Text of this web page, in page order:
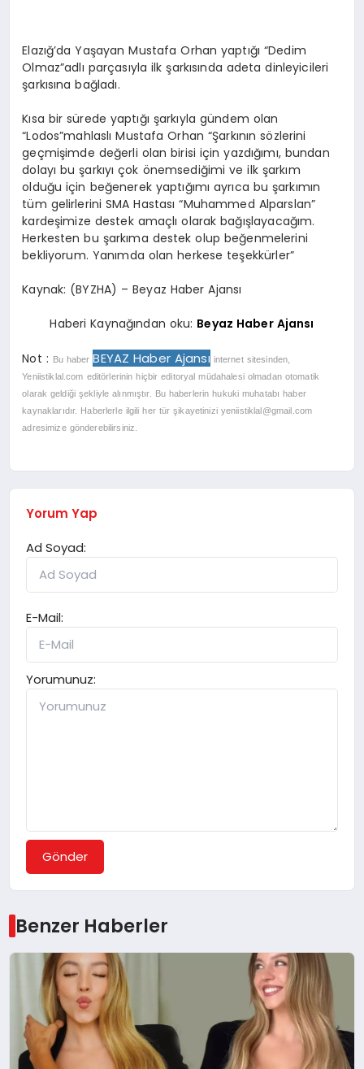
Elazığ’da Yaşayan Mustafa Orhan yaptığı “Dedim
Olmaz”adlı parçasıyla ilk şarkısında adeta dinleyicileri
şarkısına bağladı.
Kısa bir sürede yaptığı şarkıyla gündem olan
“Lodos”mahlaslı Mustafa Orhan “Şarkının sözlerini
geçmişimde değerli olan birisi için yazdığımı, bundan
dolayı bu şarkıyı çok önemsediğimi ve ilk şarkım
olduğu için beğenerek yaptığımı ayrıca bu şarkımın
tüm gelirlerini SMA Hastası “Muhammed Alparslan”
kardeşimize destek amaçlı olarak bağışlayacağım.
Herkesten bu şarkıma destek olup beğenmelerini
bekliyorum. Yanımda olan herkese teşekkürler”
Kaynak: (BYZHA) – Beyaz Haber Ajansı
Haberi Kaynağından oku: Beyaz Haber Ajansı
Not : Bu haber BEYAZ Haber Ajansı internet sitesinden,
Yeniistiklal.com editörlerinin hiçbir editoryal müdahalesi olmadan otomatik
olarak geldiği şekliyle alınmıştır. Bu haberlerin hukuki muhatabı haber
kaynaklarıdır. Haberlerle ilgili her tür şikayetinizi yeniistiklal@gmail.com
adresimize gönderebilirsiniz.
Yorum Yap
Ad Soyad:
E-Mail:
Yorumunuz:
Gönder
Benzer Haberler